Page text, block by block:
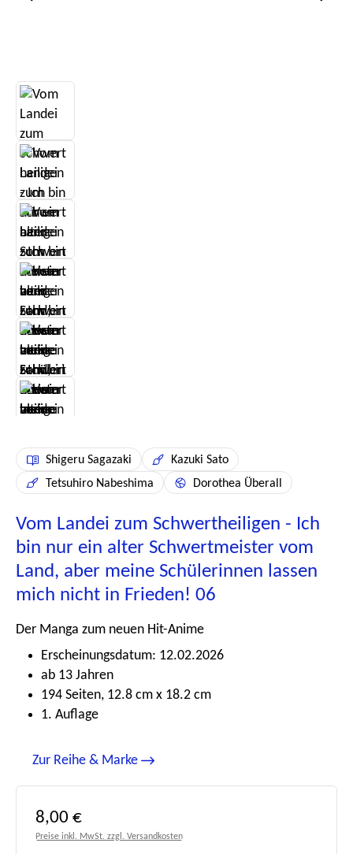
Shigeru Sagazaki
Kazuki Sato
Tetsuhiro Nabeshima
Dorothea Überall
Vom Landei zum Schwertheiligen - Ich
bin nur ein alter Schwertmeister vom
Land, aber meine Schülerinnen lassen
mich nicht in Frieden! 06
Der Manga zum neuen Hit-Anime
Erscheinungsdatum: 12.02.2026
ab 13 Jahren
194 Seiten, 12.8 cm x 18.2 cm
1. Auflage
Zur Reihe & Marke
Regulärer Preis:
8,00 €
Preise inkl. MwSt. zzgl. Versandkosten